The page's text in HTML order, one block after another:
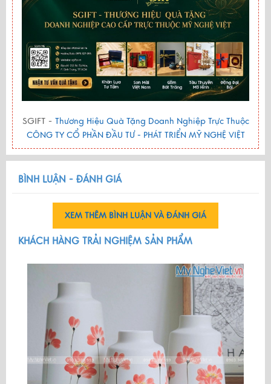
SGIFT - Thương Hiệu Quà Tặng Doanh Nghiệp Trực Thuộc
CÔNG TY CỔ PHẦN ĐẦU TƯ - PHÁT TRIỂN MỸ NGHỆ VIỆT
BÌNH LUẬN - ĐÁNH GIÁ
XEM THÊM BÌNH LUẬN VÀ ĐÁNH GIÁ
KHÁCH HÀNG TRẢI NGHIỆM SẢN PHẨM